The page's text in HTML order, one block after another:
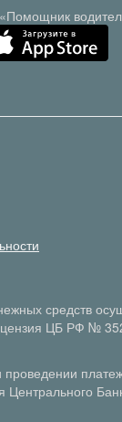
средств
ЦБ РФ №
Центрального